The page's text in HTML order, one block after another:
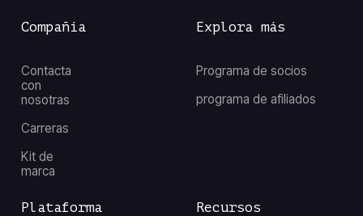
Compañía
Contacta
con
nosotras
Carreras
Kit de
marca
Recursos
Explora más
Programa de socios
programa de afiliados
Plataforma